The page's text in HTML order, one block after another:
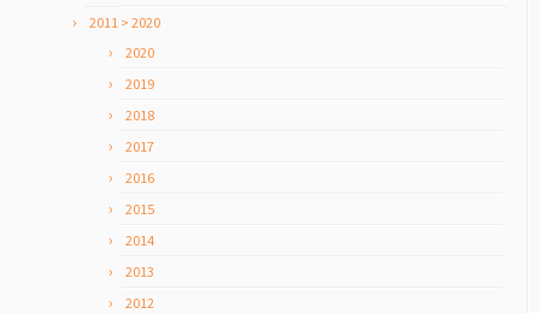
2011 > 2020
2020
2019
2018
2017
2016
2015
2014
2013
2012